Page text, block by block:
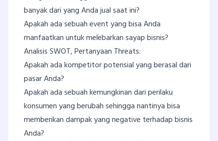
banyak dari yang Anda jual saat ini?
Apakah ada sebuah event yang bisa Anda
manfaatkan untuk melebarkan sayap bisnis?
Analisis SWOT, Pertanyaan Threats:
Apakah ada kompetitor potensial yang berasal dari
pasar Anda?
Apakah ada sebuah kemungkinan dari perilaku
konsumen yang berubah sehingga nantinya bisa
memberikan dampak yang negative terhadap bisnis
Anda?